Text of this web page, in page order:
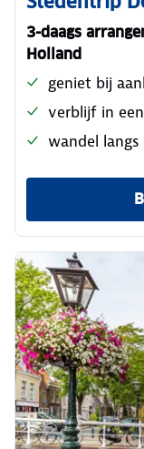
3-daags
Holland
geniet bij
verblijf in
wandel